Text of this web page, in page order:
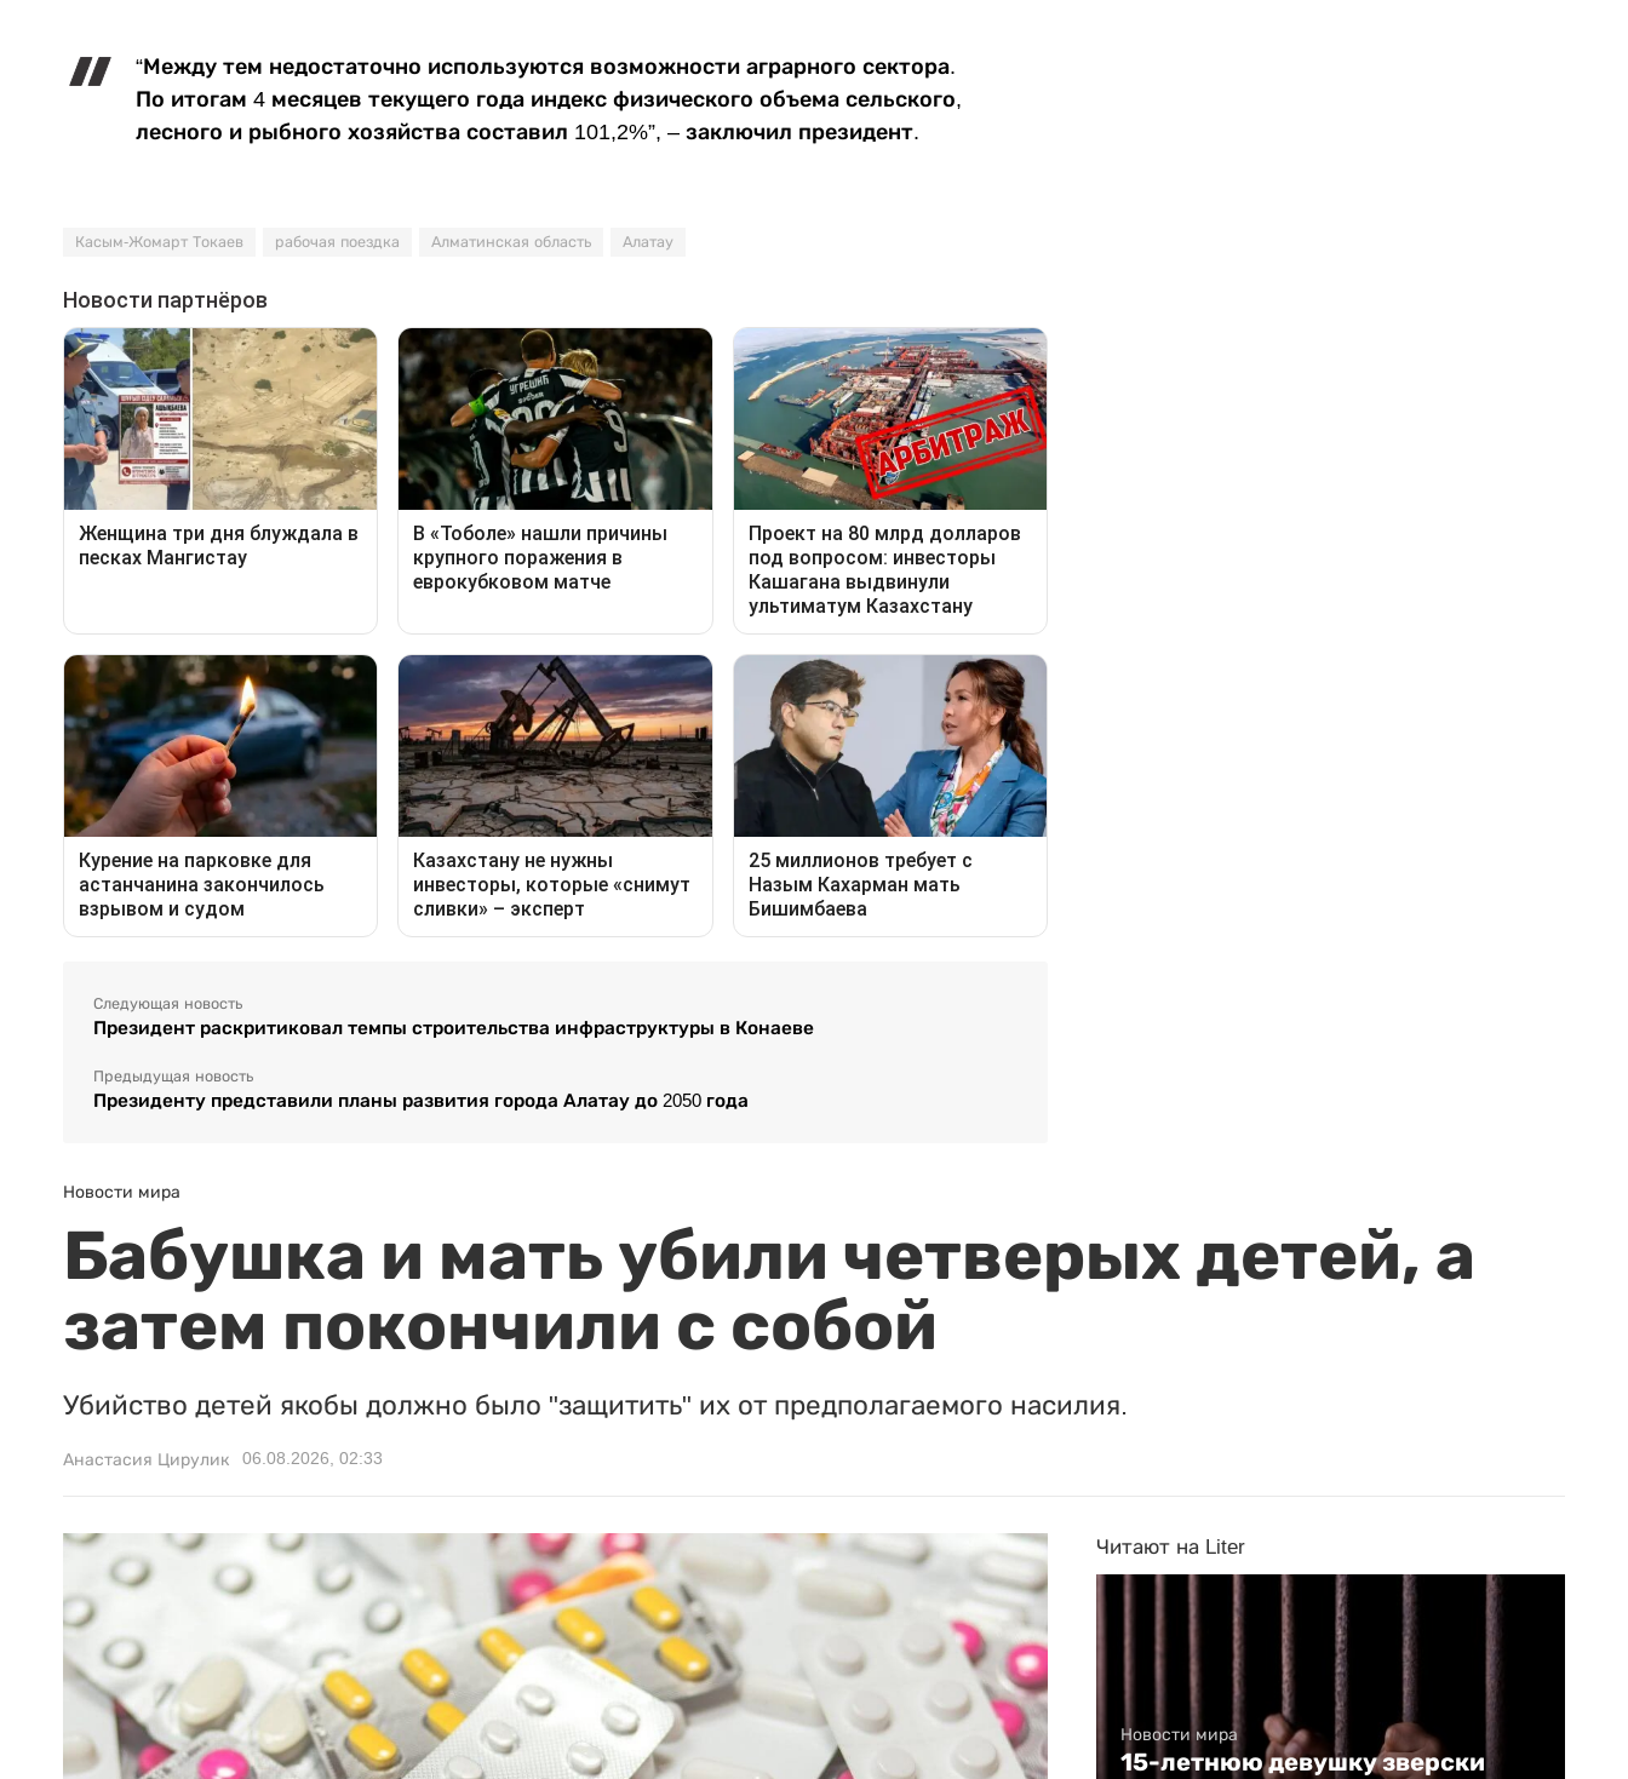
“Между тем недостаточно используются возможности аграрного сектора.
По итогам 4 месяцев текущего года индекс физического объема сельского,
лесного и рыбного хозяйства составил 101,2%”, – заключил президент.
Касым-Жомарт Токаев рабочая поездка Алматинская область Алатау
Следующая новость
Президент раскритиковал темпы строительства инфраструктуры в Конаеве
Предыдущая новость
Президенту представили планы развития города Алатау до 2050 года
Новости мира
Бабушка и мать убили четверых детей, а
затем покончили с собой
Убийство детей якобы должно было "защитить" их от предполагаемого насилия.
Анастасия Цирулик 06.08.2026, 02:33
Читают на Liter
Новости мира
15-летнюю девушку зверски